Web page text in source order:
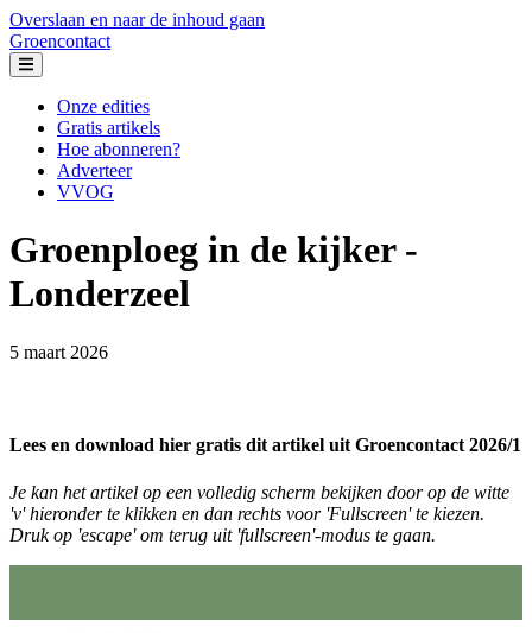
Overslaan en naar de inhoud gaan
Groencontact
Groencontact
Header
Primary
Onze edities
Gratis artikels
Hoe abonneren?
Adverteer
VVOG
Groenploeg in de kijker -
Londerzeel
5 maart 2026
Lees en download hier gratis dit artikel uit Groencontact 2026/1
Je kan het artikel op een volledig scherm bekijken door op de witte
'v' hieronder te klikken en dan rechts voor 'Fullscreen' te kiezen.
Druk op 'escape' om terug uit 'fullscreen'-modus te gaan.